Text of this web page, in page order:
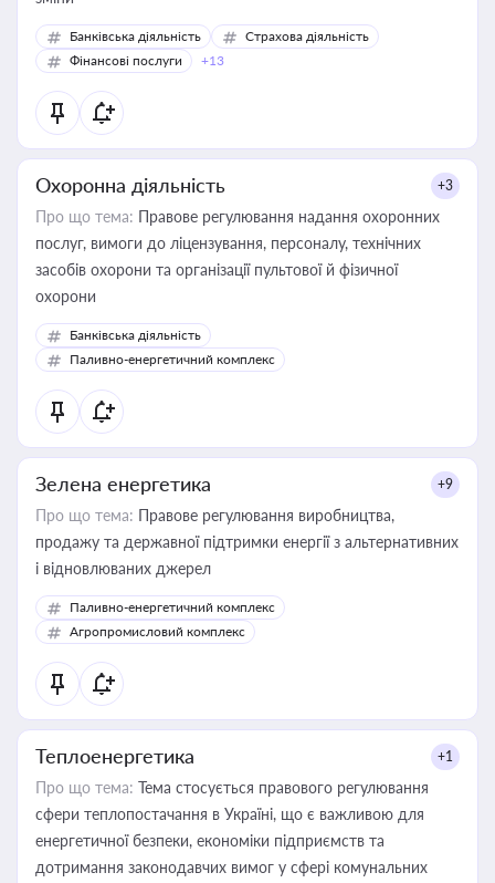
Банківська діяльність
Страхова діяльність
Фінансові послуги
+13
Охоронна діяльність +3
Про що тема: Правове регулювання надання охоронних
послуг, вимоги до ліцензування, персоналу, технічних
засобів охорони та організації пультової й фізичної
охорони
Банківська діяльність
Паливно-енергетичний комплекс
Зелена енергетика +9
Про що тема: Правове регулювання виробництва,
продажу та державної підтримки енергії з альтернативних
і відновлюваних джерел
Паливно-енергетичний комплекс
Агропромисловий комплекс
Теплоенергетика +1
Про що тема: Тема стосується правового регулювання
сфери теплопостачання в Україні, що є важливою для
енергетичної безпеки, економіки підприємств та
дотримання законодавчих вимог у сфері комунальних